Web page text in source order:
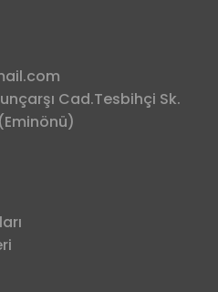
Cad.Tesbihçi Sk.